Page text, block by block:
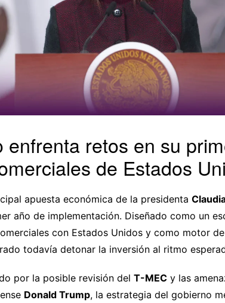
enfrenta retos en su
de Estados
apuesta económica de la presidenta
año de implementación. Diseñado como un
con Estados Unidos y como motor
todavía detonar la inversión al ritmo
por la posible revisión del T-MEC y las
Donald Trump, la estrategia del gobierno